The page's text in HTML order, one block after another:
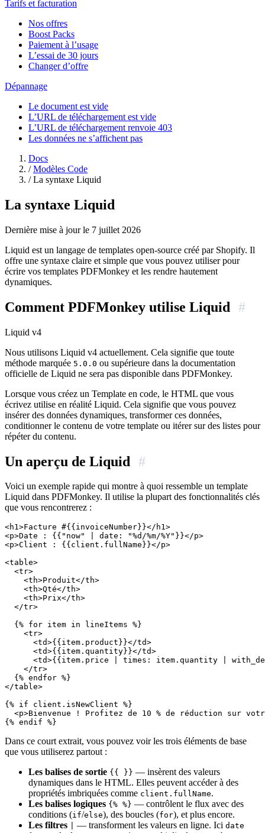
Tarifs et facturation
Nos offres
Boost Packs
Paiement à l’usage
L’essai de 30 jours
Changer d’offre
Dépannage
Le document est vide
L’URL de téléchargement est vide
L’URL de téléchargement renvoie 403
Les données ne s’affichent pas
Docs
/ Modèles Code
/ La syntaxe Liquid
La syntaxe Liquid
Dernière mise à jour le 7 juillet 2026
Liquid est un langage de templates open-source créé par Shopify. Il
offre une syntaxe claire et simple que vous pouvez utiliser pour
écrire vos templates PDFMonkey et les rendre hautement
dynamiques.
Comment PDFMonkey utilise Liquid #
Liquid v4
Nous utilisons Liquid v4 actuellement. Cela signifie que toute
méthode marquée 5.0.0 ou supérieure dans la documentation
officielle de Liquid ne sera pas disponible dans PDFMonkey.
Lorsque vous créez un Template en code, le HTML que vous
écrivez utilise en réalité Liquid. Cela signifie que vous pouvez
insérer des données dynamiques, transformer ces données,
conditionner le contenu de votre template ou itérer sur des listes pour
répéter du contenu.
Un aperçu de Liquid #
Voici un exemple rapide qui montre à quoi ressemble un template
Liquid dans PDFMonkey. Il utilise la plupart des fonctionnalités clés
que vous rencontrerez :
<h1>Facture #{{invoiceNumber}}</h1>
<p>Date : {{"now" | date: "%d/%m/%Y"}}</p>
<p>Client : {{client.fullName}}</p>
<table>
  <tr>
    <th>Produit</th>
    <th>Qté</th>
    <th>Prix</th>
  </tr>
  {% for item in lineItems %}
    <tr>
      <td>{{item.product}}</td>
      <td>{{item.quantity}}</td>
<td>{{item.price | times: item.quantity |
    </tr>
  {% endfor %}
</table>
{% if client.isNewClient %}
<p>Bienvenue ! Profitez de 10 % de réduction sur
Dans ce court extrait, vous pouvez voir les trois éléments de base
que vous utiliserez partout :
Les balises de sortie {{ }} — insèrent des valeurs
dynamiques dans le HTML. Elles peuvent accéder à des
propriétés imbriquées comme client.fullName.
Les balises logiques {% %} — contrôlent le flux avec des
conditions (if/else), des boucles (for), et plus encore.
Les filtres
— transforment les valeurs en ligne. Ici date